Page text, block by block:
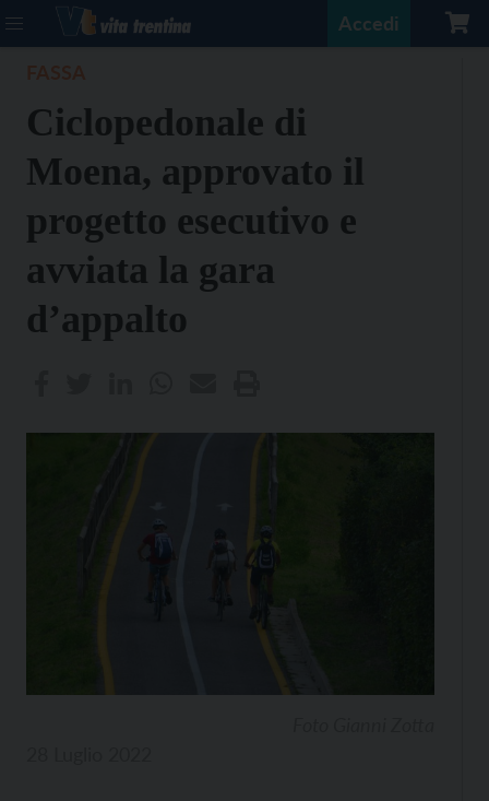
Accedi
Ciclopedonale di
Moena, approvato il
progetto esecutivo e
avviata la gara
d’appalto